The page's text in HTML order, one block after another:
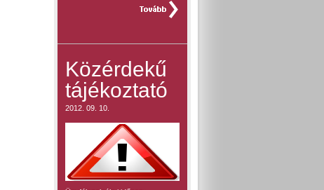
Közérdekű
tájékoztató
2012. 09. 10.